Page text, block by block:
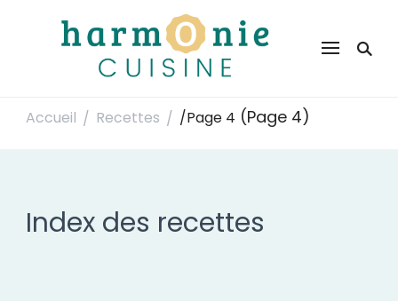
Harmonie Cuisine
Accueil / Recettes / /Page 4 (Page 4)
Index des recettes